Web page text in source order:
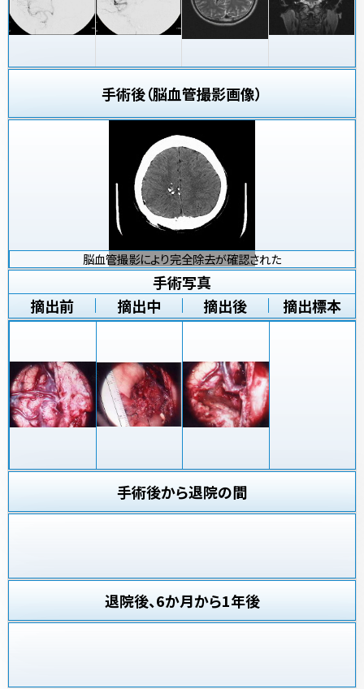
手術後（脳血管撮影画像）
脳血管撮影により完全除去が確認された
手術写真
摘出前
摘出中 摘出後 摘出標本
手術後から退院の間
退院後、6か月から1年後